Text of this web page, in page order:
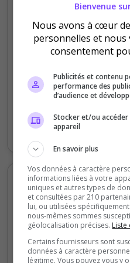
10
Votes
Votes et clics
200
Bienvenue
Nous avons à cœur
personnelles et nous
consentement
Publicités et contenu
performance des
d’audience et
Stocker et/ou
appareil
En savoir plus
Vos données à caractère
informations liées à votre
uniques et autres types de
et consultées par 210
lui, ou utilisées
nous-mêmes sommes
géolocalisation précises. Liste
Certains fournisseurs sont
données à caractère
légitime. Vous pouvez vous y